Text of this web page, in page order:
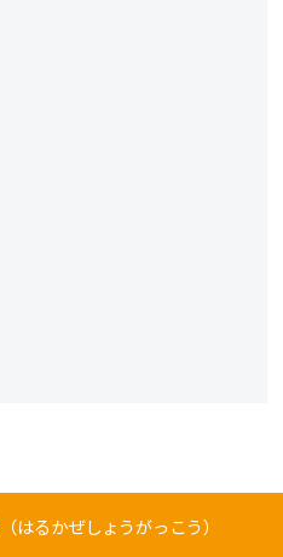
（はるかぜしょうがっこう）